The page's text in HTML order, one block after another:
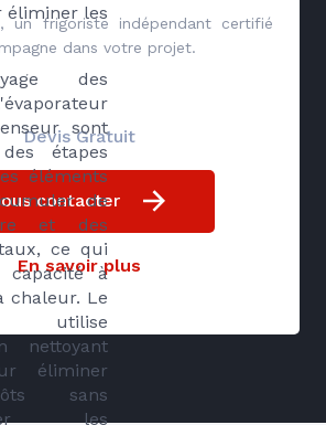
éliminer les
des
sont
étapes
éléments
de
et des
ce qui
à
chaleur. Le
utilise
nettoyant
éliminer
sans
les
un frigoriste indépendant certifié
dans votre projet.
Devis Gratuit
contacter
En savoir plus